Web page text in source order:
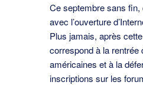
Ce septembre sans ﬁn,
avec l’ouverture
Plus jamais, après
correspond à la rentrée
américaines et à la
inscriptions sur les